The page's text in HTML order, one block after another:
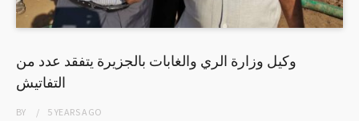
وكيل وزارة الري والغابات بالجزيرة يتفقد عدد من
التفاتيش
BY 5 YEARSAGO